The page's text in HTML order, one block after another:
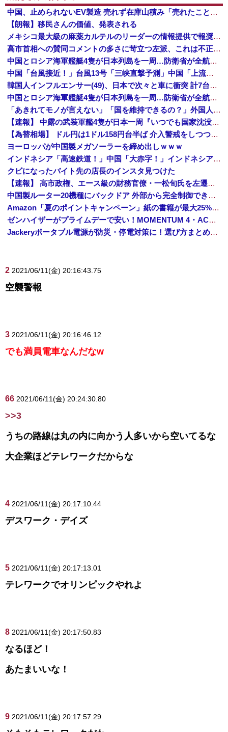
中国、止められないEV製造 売れず在庫山積み「売れたこと」にして補助金を騙し取る事案を思いつきが横行
【朗報】移民さんの価値、発表される
メキシコ最大級の麻薬カルテルのリーダーの情報提供で報奨金約39億円！
高市首相への賛同コメントの多さに苛立つ左派、これは不正工作に違いない！と確信してしまった結果……
中国とロシア海軍艦艇4隻が日本列島を一周…防衛省が全航路を公開！
中国「台風接近！」台風13号「三峡直撃予測」中国「上流大洪水！（三峡上流」中国都市「8/5の映像（動画」三峡ダム「緊急放流（決壊危機」中国「下流大水害（震え声」→
韓国人インフルエンサー(49)、日本で次々と車に衝突 計7台巻き込み 八王子
中国とロシア海軍艦艇4隻が日本列島を一周…防衛省が全航路を公開！
「あきれてモノが言えない」「国を維持できるの？」外国人の永住許可要件の厳格化で在日中国人の本音は？
【速報】 中露の武装軍艦4隻が日本一周『いつでも国家沈没させられるぞ』
【為替相場】 ドル円は1ドル158円台半ば 介入警戒をしつつ円売りが続行
ヨーロッパが中国製メガソーラーを締め出しｗｗｗ
インドネシア「高速鉄道！」中国「大赤字！」インドネシア「運営会社の株式購入！（負債対策」中国「はい（巨額負債」インドネシア「700km延伸計画！（実質中止」→
クビになったバイト先の店長のインスタ見つけた
【速報】 高市政権、エース級の財務官僚・一松旬氏を左遷「彼は協力的でなかった」財務省の言いなりではないことが判明
中国製ルーター20機種にバックドア 外部から完全制御できる機能が仕込まれていた
Amazon「夏のポイントキャンペーン」紙の書籍が最大25%ポイント還元 対象と条件を整理（2026年7月）
ゼンハイザーがプライムデーで安い！MOMENTUM 4・ACCENTUMなど対象モデルまとめ！
Jackeryポータブル電源が防災・停電対策に！選び方まとめ【プライムデー最終日】
2 2021/06/11(金) 20:16:43.75
空襲警報
3 2021/06/11(金) 20:16:46.12
でも満員電車なんだなw
66 2021/06/11(金) 20:24:30.80
>>3
うちの路線は丸の内に向かう人多いから空いてるな
大企業ほどテレワークだからな
4 2021/06/11(金) 20:17:10.44
デスワーク・デイズ
5 2021/06/11(金) 20:17:13.01
テレワークでオリンピックやれよ
8 2021/06/11(金) 20:17:50.83
なるほど！
あたまいいな！
9 2021/06/11(金) 20:17:57.29